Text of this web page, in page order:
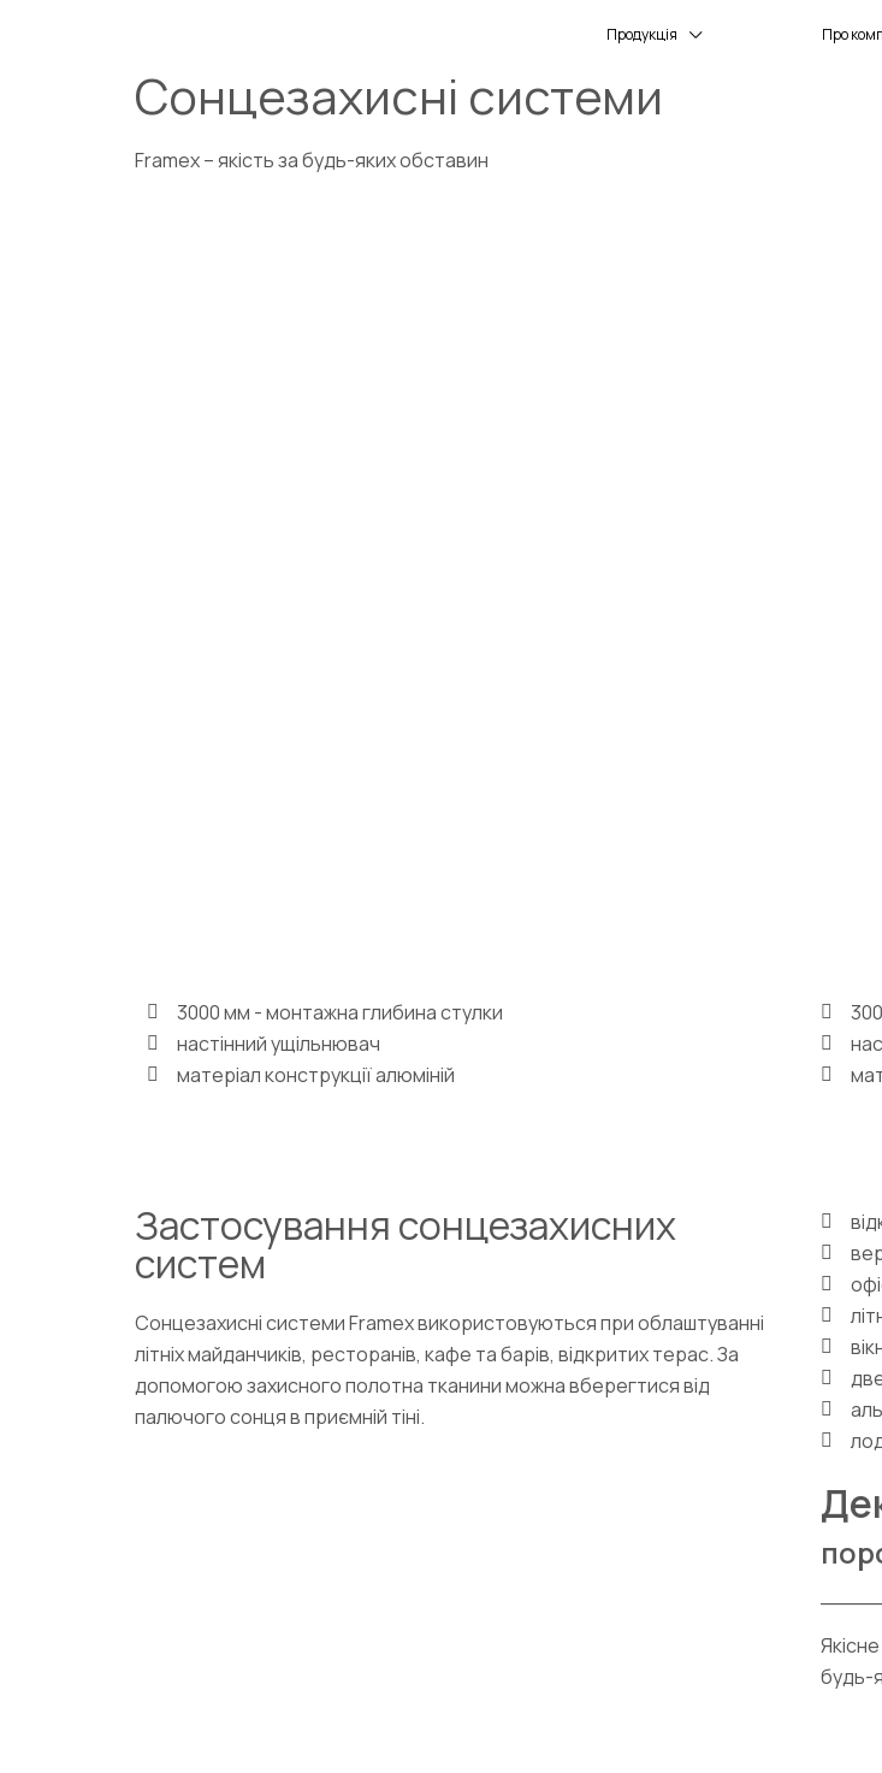
Продукція Про
Cонцезахисні системи
Framex – якість за будь-яких обставин
3000 мм - монтажна глибина стулки
настінний ущільнювач
матеріал конструкції алюміній
Застосування cонцезахисних
систем
Сонцезахисні системи Framex використовуються при облаштуванні
літніх майданчиків, ресторанів, кафе та барів, відкритих терас. За
допомогою захисного полотна тканини можна вберегтися від
палючого сонця в приємній тіні.
будь-